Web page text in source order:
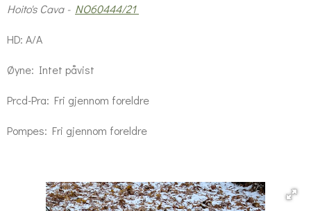
Hoito's Cava - NO60444/21
HD: A/A
Øyne: Intet påvist
Prcd-Pra: Fri gjennom foreldre
Pompes: Fri gjennom foreldre